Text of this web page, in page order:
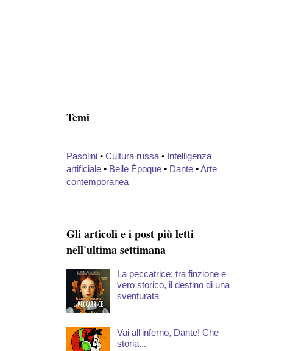
Temi
Pasolini • Cultura russa • Intelligenza
artificiale • Belle Époque • Dante •Arte
contemporanea
Gli articoli e i post più letti
nell'ultima settimana
La peccatrice: tra finzione e
vero storico, il destino di una
sventurata
Vai all'inferno, Dante! Che
storia...